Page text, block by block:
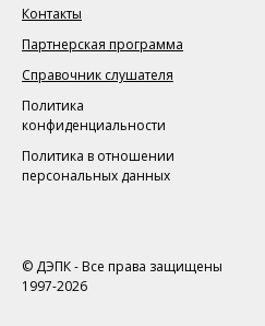
Контакты
Партнерская программа
Справочник слушателя
Политика
конфиденциальности
Политика в отношении
персональных данных
© ДЭПК - Все права защищены
1997-2026